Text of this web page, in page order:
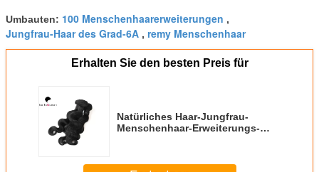
Umbauten: 100 Menschenhaarerweiterungen ,
Jungfrau-Haar des Grad-6A , remy Menschenhaar
Erhalten Sie den besten Preis für
Natürliches Haar-Jungfrau-
Menschenhaar-Erweiterungs-